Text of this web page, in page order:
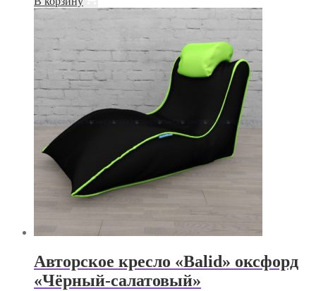
Авторское кресло «Balid» оксфорд
«Чёрный-салатовый»